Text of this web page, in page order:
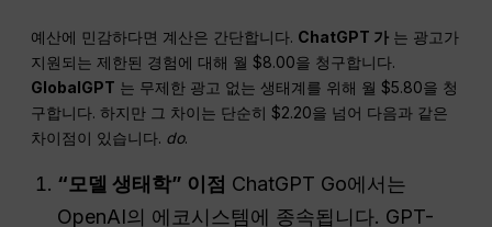
예산에 민감하다면 계산은 간단합니다. ChatGPT 가 는 광고가
지원되는 제한된 경험에 대해 월 $8.00을 청구합니다.
GlobalGPT 는 무제한 광고 없는 생태계를 위해 월 $5.80을 청
구합니다. 하지만 그 차이는 단순히 $2.20을 넘어 다음과 같은
차이점이 있습니다. do.
“모델 생태학” 이점 ChatGPT Go에서는
OpenAI의 에코시스템에 종속됩니다. GPT-